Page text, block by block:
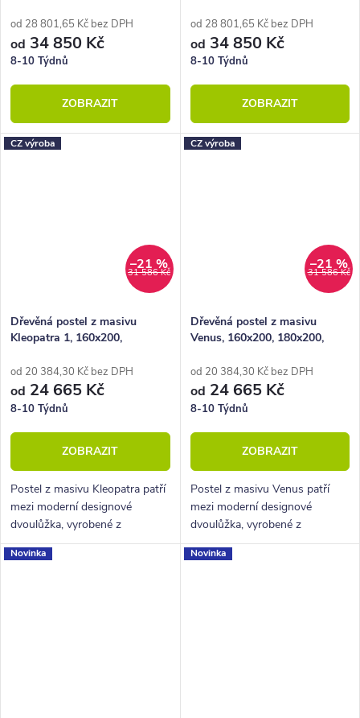
od 28 801,65 Kč bez DPH
od 34 850 Kč
8-10 Týdnů
ZOBRAZIT
od 28 801,65 Kč bez DPH
od 34 850 Kč
8-10 Týdnů
ZOBRAZIT
CZ výroba
31 586 Kč
–21 %
Dřevěná postel z masivu
Kleopatra 1, 160x200,
od 20 384,30 Kč bez DPH
od 24 665 Kč
8-10 Týdnů
ZOBRAZIT
Postel z masivu Kleopatra patří
mezi moderní designové
dvoulůžka, vyrobené z
průběžného bukového dřeva.
Vyniká krásným frézovaným
CZ výroba
31 586 Kč
–21 %
Dřevěná postel z masivu
Venus, 160x200, 180x200,
od 20 384,30 Kč bez DPH
od 24 665 Kč
8-10 Týdnů
ZOBRAZIT
Postel z masivu Venus patří
mezi moderní designové
dvoulůžka, vyrobené z
průběžného bukového dřeva.
Vyniká krásným tvarovaným
Novinka Novinka